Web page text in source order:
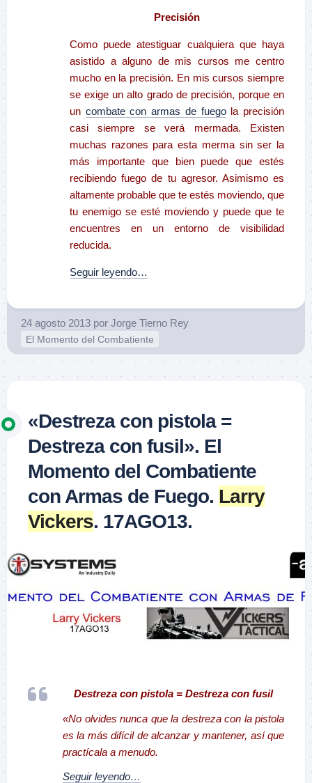
Precisión
Como puede atestiguar cualquiera que haya
asistido a alguno de mis cursos me centro
mucho en la precisión. En mis cursos siempre
se exige un alto grado de precisión, porque en
un combate con armas de fuegola precisión
casi siempre se verá mermada. Existen
muchas razones para esta merma sin ser la
más importante que bien puede que estés
recibiendo fuego de tu agresor. Asimismo es
altamente probable que te estés moviendo, que
tu enemigo se esté moviendo y puede que te
encuentres en un entorno de visibilidad
reducida.
Seguir leyendo…
24 agosto 2013 por Jorge Tierno Rey
El Momento del Combatiente
«Destreza con pistola =
Destreza con fusil». El
Momento del Combatiente
con Armas de Fuego. Larry
Vickers. 17AGO13.
Destreza con pistola = Destreza con fusil
«No olvides nunca que la destreza con la pistola
es la más difícil de alcanzar y mantener, así que
practícala a menudo.
Seguir leyendo…